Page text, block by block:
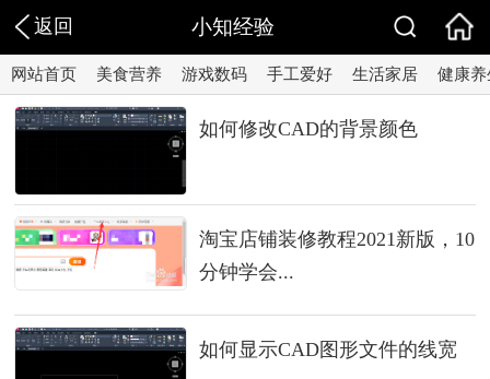
返回 小知经验
网站首页 美食营养 游戏数码 手工爱好 生活家居 健康养
如何修改CAD的背景颜色
淘宝店铺装修教程2021新版，10
分钟学会...
如何显示CAD图形文件的线宽